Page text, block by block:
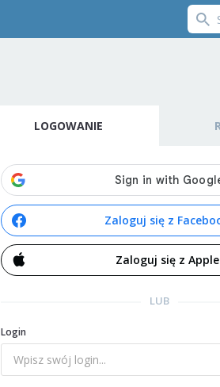
LOGOWANIE
Zaloguj się z
Zaloguj się z Apple
LUB
Login